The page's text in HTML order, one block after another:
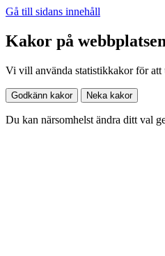
Gå till sidans innehåll
Kakor på webbplatsen
Vi vill använda statistikkakor för att
Godkänn kakor Neka kakor
Du kan närsomhelst ändra ditt val